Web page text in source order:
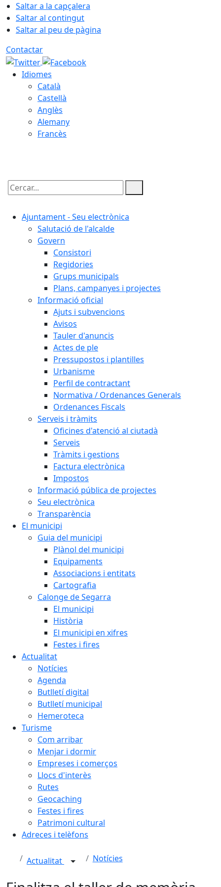
Saltar a la capçalera
Saltar al contingut
Saltar al peu de pàgina
Contactar
Idiomes
Català
Castellà
Anglès
Alemany
Francès
Cercar:
Ajuntament - Seu electrònica
Salutació de l'alcalde
Govern
Consistori
Regidories
Grups municipals
Plans, campanyes i projectes
Informació oficial
Ajuts i subvencions
Avisos
Tauler d'anuncis
Actes de ple
Pressupostos i plantilles
Urbanisme
Perfil de contractant
Normativa / Ordenances Generals
Ordenances Fiscals
Serveis i tràmits
Oficines d'atenció al ciutadà
Serveis
Tràmits i gestions
Factura electrònica
Impostos
Informació pública de projectes
Seu electrònica
Transparència
El municipi
Guia del municipi
Plànol del municipi
Equipaments
Associacions i entitats
Cartografia
Calonge de Segarra
El municipi
Història
El municipi en xifres
Festes i fires
Actualitat
Notícies
Agenda
Butlletí digital
Butlletí municipal
Hemeroteca
Turisme
Com arribar
Menjar i dormir
Empreses i comerços
Llocs d'interès
Rutes
Geocaching
Festes i fires
Patrimoni cultural
Adreces i telèfons
Actualitat Notícies